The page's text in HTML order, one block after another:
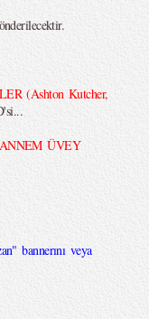
(Ashton Kutcher,
ANNEM ÜVEY
bannerını veya